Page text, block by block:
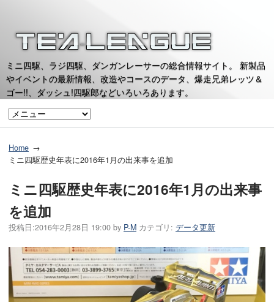
ミニ四駆、ラジ四駆、ダンガンレーサーの総合情報サイト。 新製品
やイベントの最新情報、改造やコースのデータ、爆走兄弟レッツ＆
ゴー!!、ダッシュ!四駆郎などいろいろあります。
Home
ミニ四駆歴史年表に2016年1月の出来事を追加
ミニ四駆歴史年表に2016年1月の出来事
を追加
投稿日:2016年2月28日 19:00 by P-M カテゴリ: データ更新